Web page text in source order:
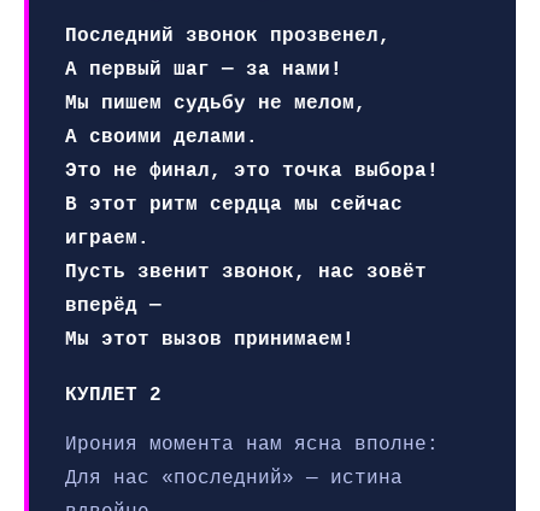
Последний звонок прозвенел,
А первый шаг — за нами!
Мы пишем судьбу не мелом,
А своими делами.
Это не финал, это точка выбора!
В этот ритм сердца мы сейчас
играем.
Пусть звенит звонок, нас зовёт
вперёд —
Мы этот вызов принимаем!
КУПЛЕТ 2
Ирония момента нам ясна вполне:
Для нас «последний» — истина